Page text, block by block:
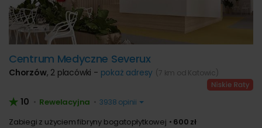
Centrum Medyczne Severux
Chorzów, 2 placówki - pokaż adresy (7 km od Katowic)
10 • Rewelacyjna • 3938 opinii
Zabiegi z użyciem fibryny bogatopłytkowej
600 zł